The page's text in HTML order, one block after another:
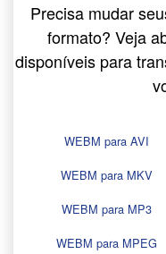
Precisa mudar
formato? Veja
disponíveis para
WEBM para AVI
WEBM para MKV
WEBM para MP3
WEBM para MPEG